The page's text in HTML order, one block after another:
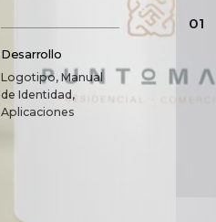
01
Desarrollo
Logotipo, Manual
de Identidad,
Aplicaciones